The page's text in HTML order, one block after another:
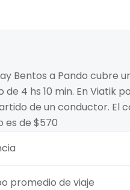
Bentos a Pando cubre
de 4 hs 10 min. En Viatik
de un conductor. El
es de $570
promedio de viaje